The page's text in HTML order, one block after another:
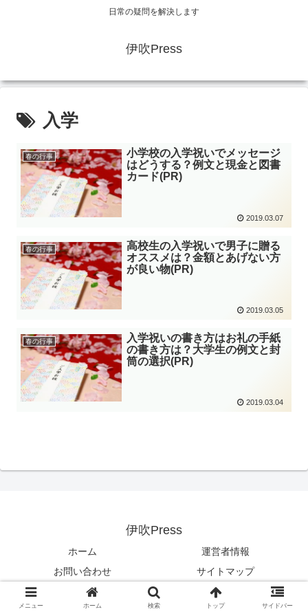
日常の疑問を解決します
伊吹Press
入学
春の行事
小学校の入学祝いでメッセージ
はどうする？例文と現金と図書
カード(PR)
2019.03.07
春の行事
高校生の入学祝いで男子に贈る
オススメは？金額とあげない方
が良い物(PR)
2019.03.05
春の行事
入学祝いの書き方はお礼の手紙
の書き方は？大学生の例文と封
筒の選択(PR)
2019.03.04
伊吹Press
ホーム
運営者情報
お問い合わせ
サイトマップ
© 2017 伊吹Press.
メニュー ホーム 検索 トップ サイドバー